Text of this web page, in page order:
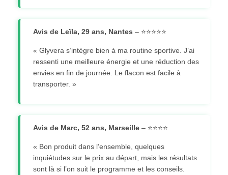
Avis de Leïla, 29 ans, Nantes – ⭐⭐⭐⭐⭐
« Glyvera s’intègre bien à ma routine sportive. J’ai
ressenti une meilleure énergie et une réduction des
envies en fin de journée. Le flacon est facile à
transporter. »
Avis de Marc, 52 ans, Marseille– ⭐⭐⭐⭐
« Bon produit dans l’ensemble, quelques
inquiétudes sur le prix au départ, mais les résultats
sont là si l’on suit le programme et les conseils.